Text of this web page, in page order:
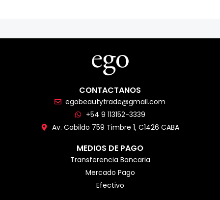
CONTACTANOS
egobeautytrade@gmail.com
+54 9 113152-3339
Av. Cabildo 759 Timbre 1, C1426 CABA
MEDIOS DE PAGO
Transferencia Bancaria
Mercado Pago
Efectivo